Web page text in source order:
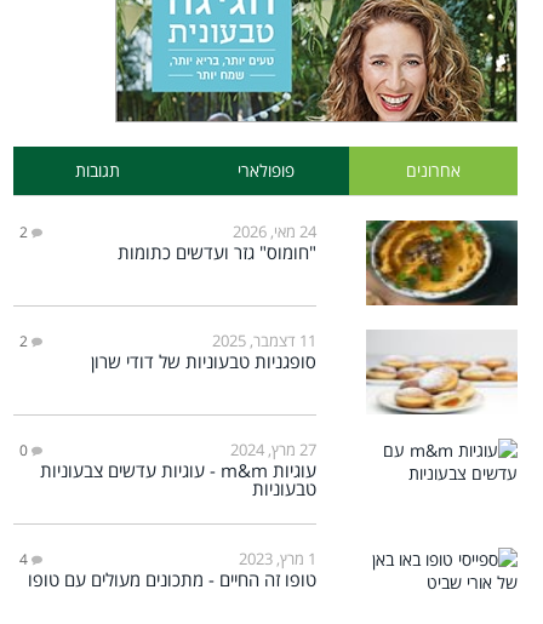
אחרונים פופולארי תגובות
24 מאי, 2026 2
"חומוס" גזר ועדשים כתומות
11 דצמבר, 2025 2
סופגניות טבעוניות של דודי שרון
27 מרץ, 2024 0
עוגיות m&m - עוגיות עדשים צבעוניות
טבעוניות
1 מרץ, 2023 4
טופו זה החיים - מתכונים מעולים עם טופו